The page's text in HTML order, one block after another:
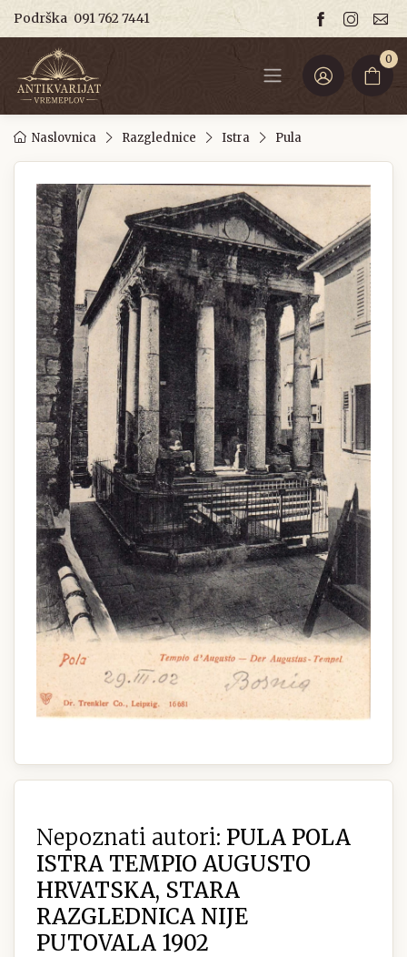
Podrška 091 762 7441
0
Naslovnica Razglednice Istra Pula
Nepoznati autori: PULA POLA
ISTRA TEMPIO AUGUSTO
HRVATSKA, STARA
RAZGLEDNICA NIJE
PUTOVALA 1902